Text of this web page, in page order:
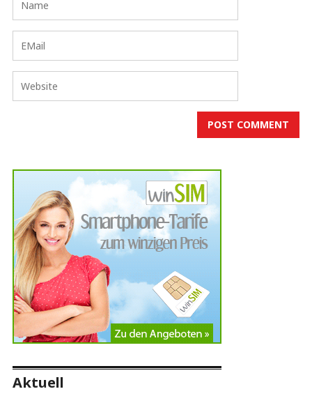
Aktuell